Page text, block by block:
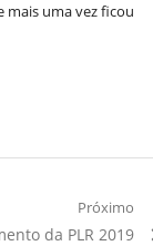
uma vez ficou
Próximo
da PLR 2019